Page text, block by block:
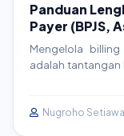
Panduan
Payer (BPJS,
Mengelola
adalah tantangan
terintegrasi
Nugroho